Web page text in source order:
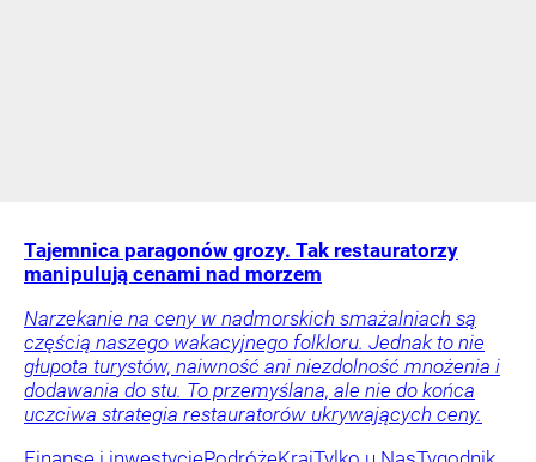
Tajemnica paragonów grozy. Tak restauratorzy
manipulują cenami nad morzem
Narzekanie na ceny w nadmorskich smażalniach są
częścią naszego wakacyjnego folkloru. Jednak to nie
głupota turystów, naiwność ani niezdolność mnożenia i
dodawania do stu. To przemyślana, ale nie do końca
uczciwa strategia restauratorów ukrywających ceny.